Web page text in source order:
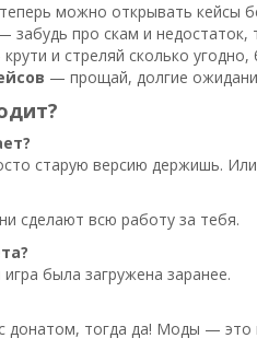
можно открывать кейсы
забудь про скам и
и стреляй сколько угодно,
— прощай, долгие
старую версию держишь. Или
сделают всю работу за тебя.
была загружена заранее.
донатом, тогда да! Моды — это